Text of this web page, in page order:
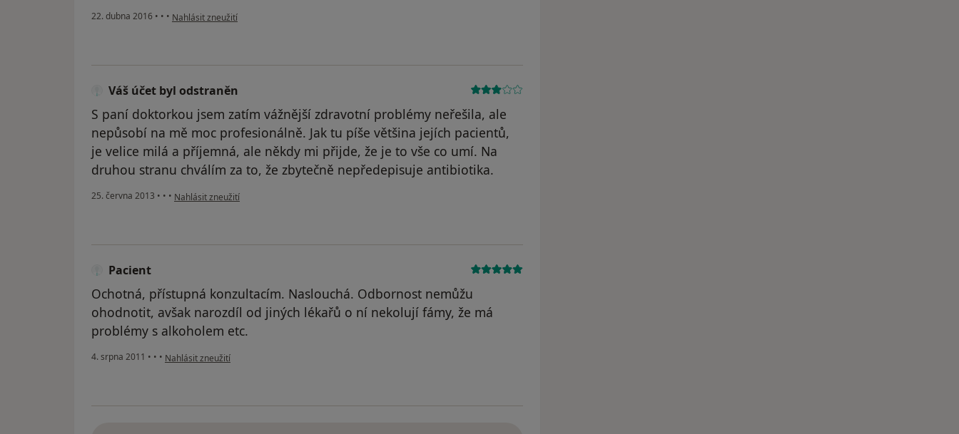
22. dubna 2016 • • • podle názoru uživatele Jiři
Nahlásit zneužití
Váš účet byl odstraněn
S paní doktorkou jsem zatím vážnější zdravotní problémy neřešila, ale
nepůsobí na mě moc profesionálně. Jak tu píše většina jejích pacientů,
je velice milá a příjemná, ale někdy mi přijde, že je to vše co umí. Na
druhou stranu chválím za to, že zbytečně nepředepisuje antibiotika.
25. června 2013 • • • podle názoru uživatele Váš účet byl odstraněn
Nahlásit zneužití
Pacient
Ochotná, přístupná konzultacím. Naslouchá. Odbornost nemůžu
ohodnotit, avšak narozdíl od jiných lékařů o ní nekolují fámy, že má
problémy s alkoholem etc.
4. srpna 2011 • • • podle názoru uživatele Pacient
Nahlásit zneužití